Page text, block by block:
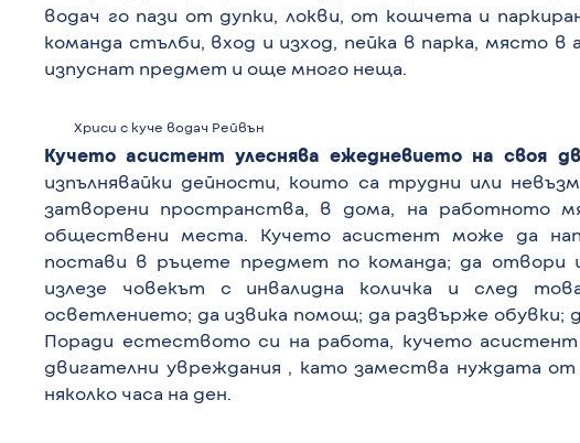
водач го пази от дупки, локви, от кошчета и
команда стълби, вход и изход, пейка в парка, място
изпуснат предмет и още много неща.
Хриси с куче водач Рейвън
Кучето асистент улеснява ежедневието на своя дв
изпълнявайки дейности, които са трудни или
затворени пространства, в дома, на работното
обществени места. Кучето асистент може да
постави в ръцете предмет по команда; да отвори
излезе човекът с инвалидна количка и след
осветлението; да извика помощ; да развърже обувки;
Поради естеството си на работа, кучето
двигателни увреждания , като замества нуждата от
няколко часа на ден.